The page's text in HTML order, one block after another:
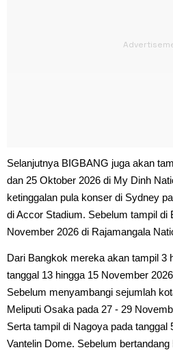
Selanjutnya BIGBANG juga akan
dan 25 Oktober 2026 di My Dinh
ketinggalan pula konser di Sydney
di Accor Stadium. Sebelum tampil di
November 2026 di Rajamangala
Dari Bangkok mereka akan tampil 3
tanggal 13 hingga 15 November
Sebelum menyambangi sejumlah
Meliputi Osaka pada 27 - 29
Serta tampil di Nagoya pada tanggal
Vantelin Dome. Sebelum